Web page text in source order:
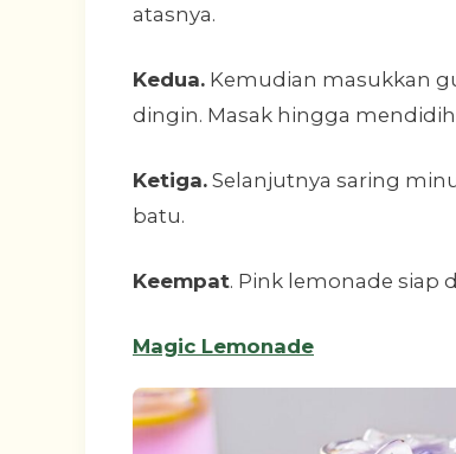
atasnya.
Kedua. Kemudian masukkan
dingin. Masak hingga
Ketiga. Selanjutnya saring
batu.
Keempat. Pink lemonade siap
Magic Lemonade